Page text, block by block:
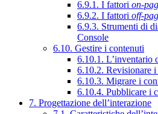
6.9.1. I fattori on-
6.9.2. I fattori off-
6.9.3. Strumenti di
Console
6.10. Gestire i contenuti
6.10.1. L’inventario
6.10.2. Revisionare
6.10.3. Migrare i
6.10.4. Pubblicare i
7. Progettazione dell’interazione